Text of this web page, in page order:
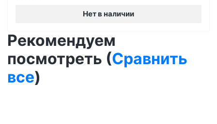
Нет в наличии
Рекомендуем
посмотреть (Сравнить
все)